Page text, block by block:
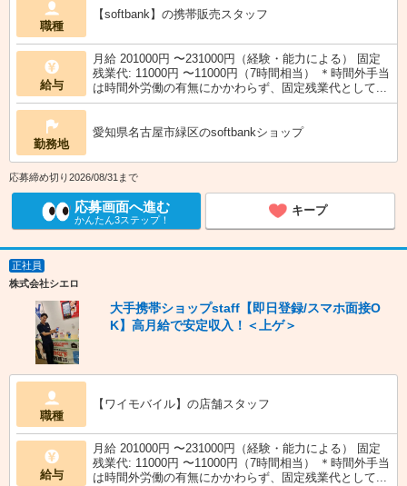
職種
【softbank】の携帯販売スタッフ
給与
月給 201000円 〜231000円（経験・能力による） 固定
残業代: 11000円 〜11000円（7時間相当） ＊時間外手当
は時間外労働の有無にかかわらず、固定残業代として...
勤務地
愛知県名古屋市緑区のsoftbankショップ
応募締め切り2026/08/31まで
応募画面へ進む
かんたん3ステップ！
キープ
正社員
株式会社シエロ
大手携帯ショップstaff【即日登録/スマホ面接O
K】高月給で安定収入！＜上ゲ＞
職種
【ワイモバイル】の店舗スタッフ
給与
月給 201000円 〜231000円（経験・能力による） 固定
残業代: 11000円 〜11000円（7時間相当） ＊時間外手当
は時間外労働の有無にかかわらず、固定残業代として...